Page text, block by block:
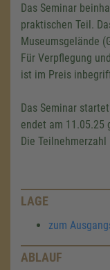
Das Seminar
praktischen Teil.
Museumsgelände
Für Verpflegung
ist im Preis
Das Seminar
endet am 11.05.25
Die
LAGE
zum
ABLAUF